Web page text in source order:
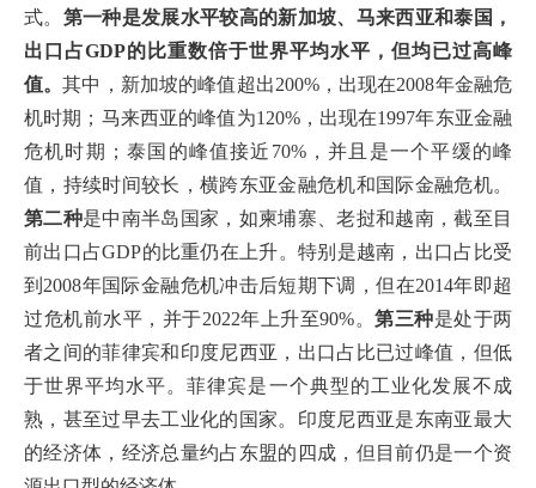
式。 第一种是发展水平较高的新加坡、马来西亚和泰国，
出口占GDP的比重数倍于世界平均水平，但均已过高峰
值。其中，新加坡的峰值超出200%，出现在2008年金融危
机时期；马来西亚的峰值为120%，出现在1997年东亚金融
危机时期；泰国的峰值接近70%，并且是一个平缓的峰
值，持续时间较长，横跨东亚金融危机和国际金融危机。
第二种是中南半岛国家，如柬埔寨、老挝和越南，截至目
前出口占GDP的比重仍在上升。特别是越南，出口占比受
到2008年国际金融危机冲击后短期下调，但在2014年即超
过危机前水平，并于2022年上升至90%。 第三种是处于两
者之间的菲律宾和印度尼西亚，出口占比已过峰值，但低
于世界平均水平。菲律宾是一个典型的工业化发展不成
熟，甚至过早去工业化的国家。印度尼西亚是东南亚最大
的经济体，经济总量约占东盟的四成，但目前仍是一个资